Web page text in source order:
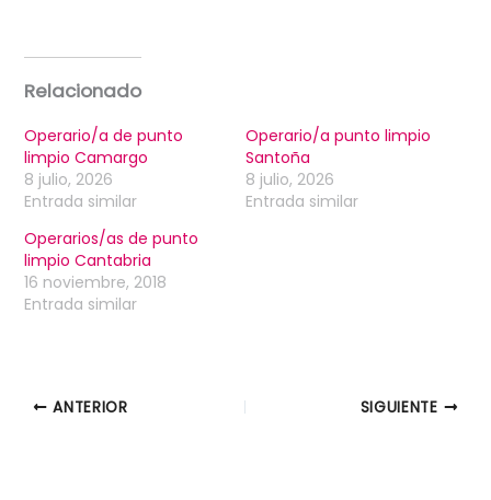
Relacionado
Operario/a de punto
limpio Camargo
8 julio, 2026
Entrada similar
Operario/a punto limpio
Santoña
8 julio, 2026
Entrada similar
Operarios/as de punto
limpio Cantabria
16 noviembre, 2018
Entrada similar
ANTERIOR SIGUIENTE